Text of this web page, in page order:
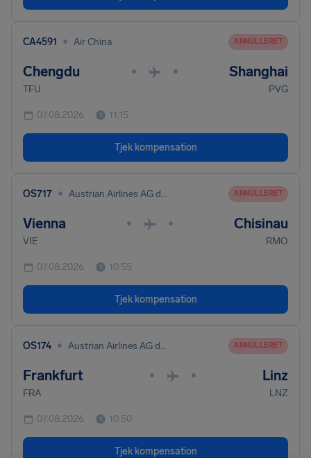
CA4591 • Air China ANNULLERET
Chengdu • • Shanghai
TFU PVG
07.08.2026 11.15
Tjek kompensation
OS717 • Austrian Airlines AG dba Austrian ANNULLERET
Vienna • • Chisinau
VIE RMO
07.08.2026 10.55
Tjek kompensation
OS174 • Austrian Airlines AG dba Austrian ANNULLERET
Frankfurt • • Linz
FRA LNZ
07.08.2026 10.50
Tjek kompensation